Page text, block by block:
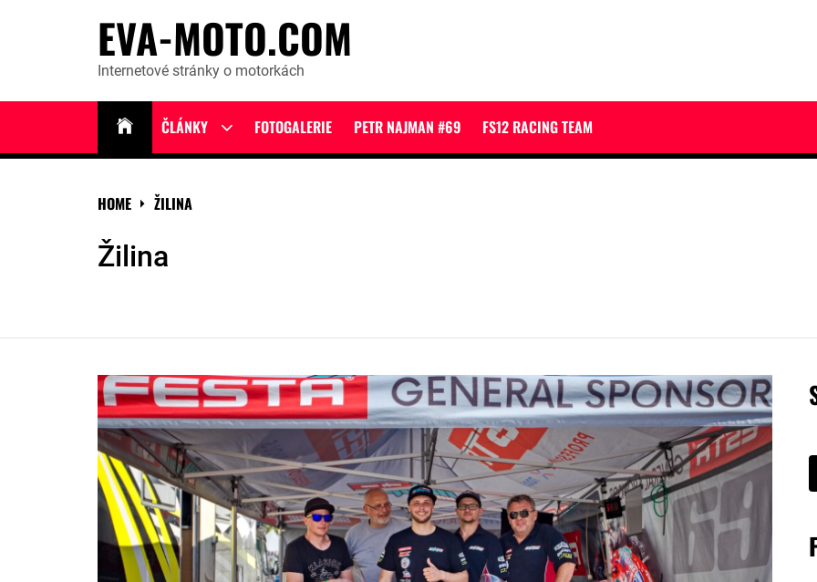
EVA-MOTO.COM
Internetové stránky o motorkách
ČLÁNKY
Show
menu
FOTOGALERIE PETR NAJMAN #69 FS12 RACING TEAM
HOME ŽILINA
Žilina